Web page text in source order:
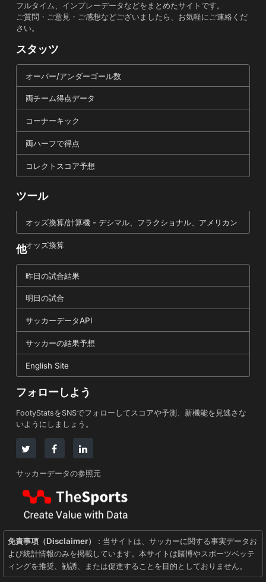
フルタイム、インプレーデータなどをまとめたサイトです。
ご質問・ご意見・ご感想などございましたら、お気軽にご連絡くだ
さい。
スタッツ
オーバー/アンダーゴール数
両チーム得点データ
コーナーキック
両ハーフで得点
コレクトスコア予想
ツール
オッズ換算/計算機 - デシマル、フラクショナル、アメリカン
オッズ換算
他
昨日の試合結果
明日の試合
サッカーデータAPI
サッカーの結果予想
English Site
フォローしよう
FootyStatsをSNSでフォローしてスコアや予測、新機能を見逃さな
いようにしましょう。
サッカーデータの参照元
免責事項（Disclaimer）
: 当サイトは、サッカーに関する事実データお
よび統計情報のみを掲載しています。本サイトは賭博やスポーツベッテ
ィングを推奨、勧誘、または促進することを目的としておりません。